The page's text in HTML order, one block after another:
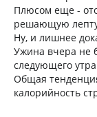
Плюсом еще -
решающую
Ну, и лишнее
Ужина вчера не
следующего
Общая
калорийность